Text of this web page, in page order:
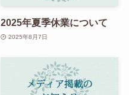
2025年夏季休業について
2025年8月7日